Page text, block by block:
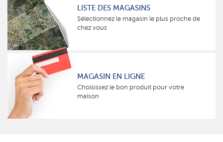
LISTE DES MAGASINS
Sélectionnez le magasin le plus proche de
chez vous
MAGASIN EN LIGNE
Choisissez le bon produit pour votre
maison